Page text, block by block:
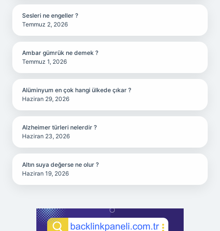
Sesleri ne engeller ?
Temmuz 2, 2026
Ambar gümrük ne demek ?
Temmuz 1, 2026
Alüminyum en çok hangi ülkede çıkar ?
Haziran 29, 2026
Alzheimer türleri nelerdir ?
Haziran 23, 2026
Altın suya değerse ne olur ?
Haziran 19, 2026